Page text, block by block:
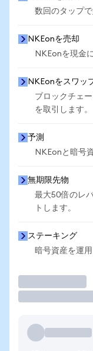
数回のタップで
NKEonを売却
NKEonを現金
NKEonをスワッ
ブロックチェ
を取引します。
予測
NKEonと暗号
無期限先物
最大50倍のレ
トします。
ステーキング
暗号資産を運